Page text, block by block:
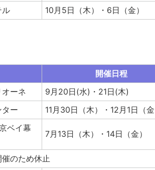
ル 10月5日（木）・6日（金）
開催日程
ーネ
9月20日(水)・21日(木)
ー 11月30日（木）・12月1日（金
ベイ幕
7月13日（木）・14日（金）
のため休止